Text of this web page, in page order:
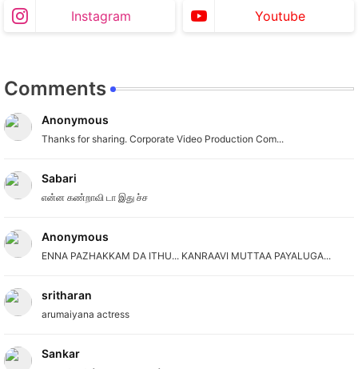
Instagram Youtube
Comments
Anonymous
Thanks for sharing. Corporate Video Production Com...
Sabari
என்ன கண்றாவி டா இது ச்ச
Anonymous
ENNA PAZHAKKAM DA ITHU... KANRAAVI MUTTAA PAYALUGA...
sritharan
arumaiyana actress
Sankar